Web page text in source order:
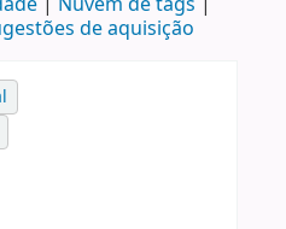
de aquisição